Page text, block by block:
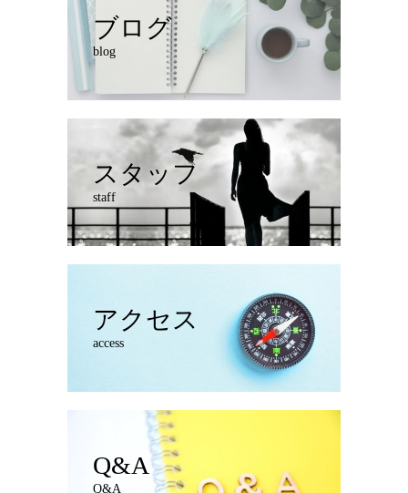
ブログ
blog
スタッフ
staff
アクセス
access
Q&A
Q&A